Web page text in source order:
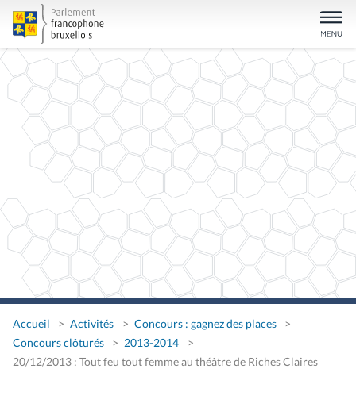
Accueil Activités
Concours : gagnez des places
Concours clôturés
2013-2014
20/12/2013 : Tout feu tout femme au théâtre de Riches Claires